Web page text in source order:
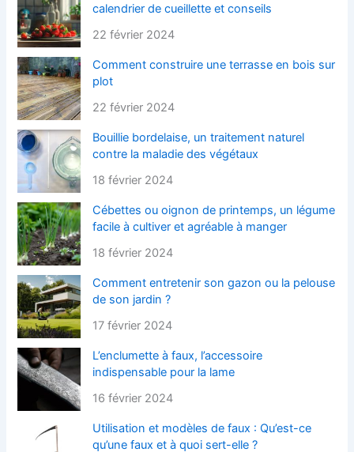
calendrier de cueillette et conseils
22 février 2024
Comment construire une terrasse en bois sur
plot
22 février 2024
Bouillie bordelaise, un traitement naturel
contre la maladie des végétaux
18 février 2024
Cébettes ou oignon de printemps, un légume
facile à cultiver et agréable à manger
18 février 2024
Comment entretenir son gazon ou la pelouse
de son jardin ?
17 février 2024
L’enclumette à faux, l’accessoire
indispensable pour la lame
16 février 2024
Utilisation et modèles de faux : Qu’est-ce
qu’une faux et à quoi sert-elle ?